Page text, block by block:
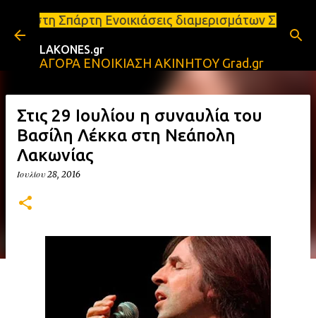
Μετάβαση στο κύριο περιεχόμενο
Ενοικιάσεις διαμερισμάτων Σπάρτη και
LAKONES.gr
ΑΓΟΡΑ ΕΝΟΙΚΙΑΣΗ ΑΚΙΝΗΤΟΥ Grad.gr
Στις 29 Ιουλίου η συναυλία του
Βασίλη Λέκκα στη Νεάπολη
Λακωνίας
Ιουλίου 28, 2016